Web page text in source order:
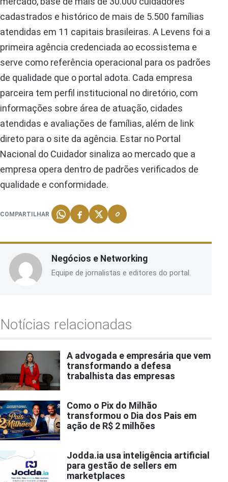
cadastrados e histórico de mais de 5.500 famílias
atendidas em 11 capitais brasileiras. A Levens foi a
primeira agência credenciada ao ecossistema e
serve como referência operacional para os padrões
de qualidade que o portal adota. Cada empresa
parceira tem perfil institucional no diretório, com
informações sobre área de atuação, cidades
atendidas e avaliações de famílias, além de link
direto para o site da agência. Estar no Portal
Nacional do Cuidador sinaliza ao mercado que a
empresa opera dentro de padrões verificados de
qualidade e conformidade.
COMPARTILHAR
Negócios e Networking
Equipe de jornalistas e editores do portal.
Notícias relacionadas
A advogada e empresária que vem
transformando a defesa
trabalhista das empresas
Como o Pix do Milhão
transformou o Dia dos Pais em
ação de R$ 2 milhões
Jodda.ia usa inteligência artificial
para gestão de sellers em
marketplaces